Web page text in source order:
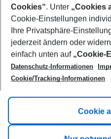
Footer
Footer navigation
Title A
Link A
Cookies“. Unter „Cookies
Cookie-Einstellungen
Ihre Privatsphäre-
jederzeit ändern oder
einfach unten auf „Cookie-
Datenschutz-Informationen
Cookie/Tracking-Informationen
Cookie